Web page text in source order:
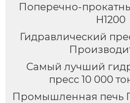
Поперечно-
H1200
Гидравлический
Самый лучший
пресс 10 000
Промышленная печь